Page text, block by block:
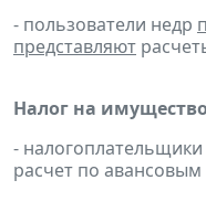
- пользователи недр
представляют
Налог на
- налогоплательщики
расчет по авансовым